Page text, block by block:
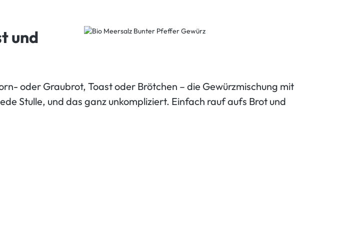
und
oder Graubrot, Toast oder Brötchen – die Gewürzmischung mit
Stulle, und das ganz unkompliziert. Einfach rauf aufs Brot und